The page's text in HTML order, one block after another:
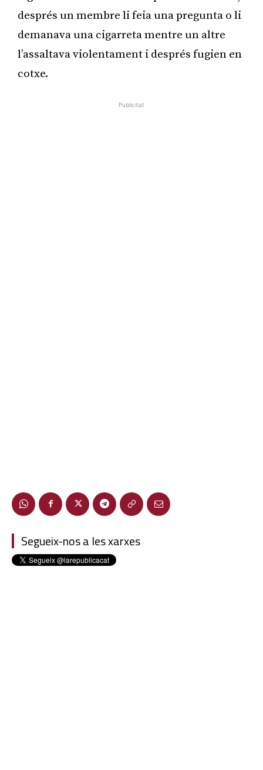
després un membre li feia una pregunta o li
demanava una cigarreta mentre un altre
l’assaltava violentament i després fugien en
cotxe.
Publicitat
Segueix-nos a les xarxes